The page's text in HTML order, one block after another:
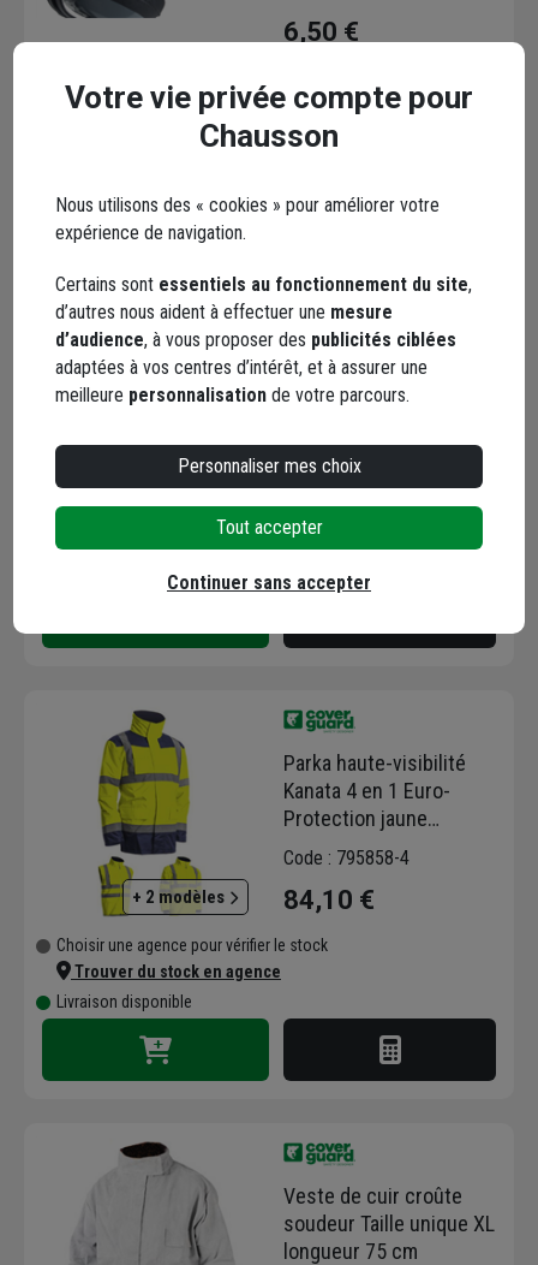
6,50 €
Trouver du stock en agence
Casque de protection
forestier complet -
coquilles antibruit,
visière amovible Euro-
Protection
46,08 €
Choisir une agence pour vérifier le stock
Trouver du stock en agence
+ 2 modèles
Parka haute-visibilité
Kanata 4 en 1 Euro-
Protection jaune
fluorescent - Taille XL
Code : 795858-4
84,10 €
Choisir une agence pour vérifier le stock
Trouver du stock en agence
Livraison disponible
Veste de cuir croûte
soudeur Taille unique XL
longueur 75 cm
Votre vie privée compte pour
Chausson
Nous utilisons des « cookies » pour améliorer votre
expérience de navigation.
Certains sont essentiels au fonctionnement du site,
d’autres nous aident à effectuer une mesure
d’audience, à vous proposer des publicités ciblées
adaptées à vos centres d’intérêt, et à assurer une
meilleure personnalisation de votre parcours.
Personnaliser mes choix
Tout accepter
Continuer sans accepter